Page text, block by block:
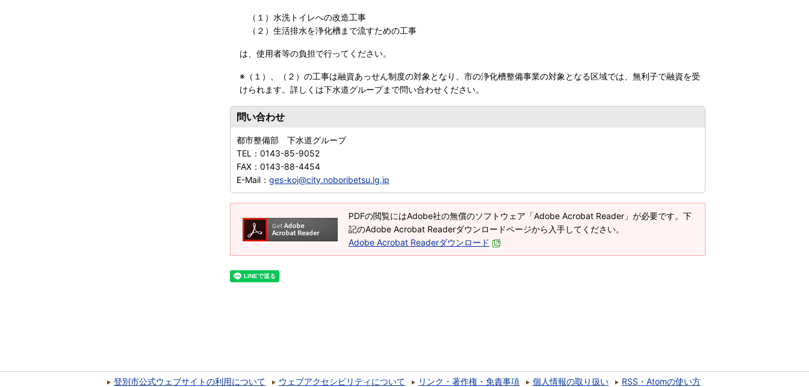
（１）水洗トイレへの改造工事
（２）生活排水を浄化槽まで流すための工事
は、使用者等の負担で行ってください。
※（１）、（２）の工事は融資あっせん制度の対象となり、市の浄化槽整備事業の対象となる区域では、無利子で融資を受
けられます。詳しくは下水道グループまで問い合わせください。
問い合わせ
都市整備部 下水道グループ
TEL： 0143-85-9052
FAX： 0143-88-4454
E-Mail： ges-koj@city.noboribetsu.lg.jp
PDFの閲覧にはAdobe社の無償のソフトウェア「Adobe Acrobat Reader」が必要です。下
記のAdobe Acrobat Readerダウンロードページから入手してください。
Adobe Acrobat Readerダウンロード
登別市公式ウェブサイトの利用について ウェブアクセシビリティについて リンク・著作権・免責事項 個人情報の取り扱い RSS・Atomの使い方